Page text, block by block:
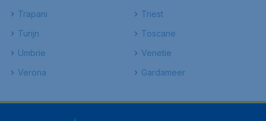
Trapani
Triest
Turijn
Toscane
Umbrie
Venetie
Verona
Gardameer